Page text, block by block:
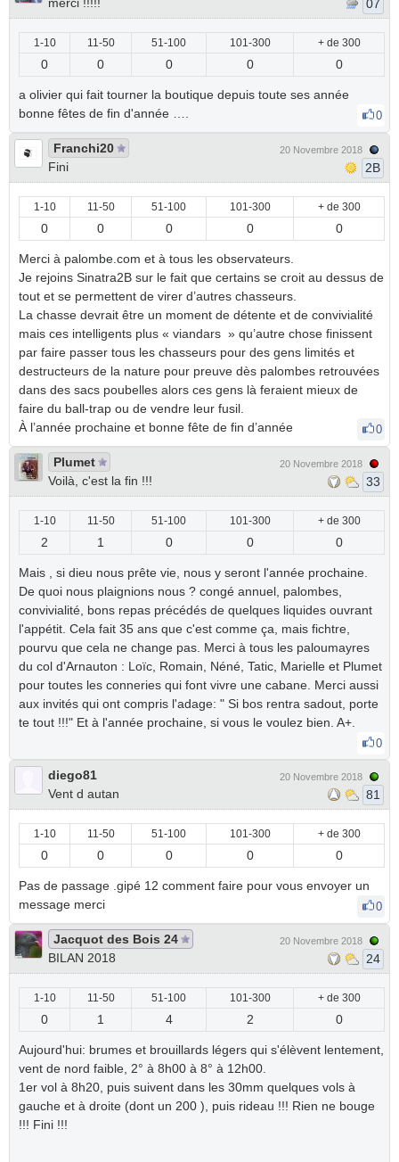
07
1-10 11-50 51-100 101-300 + de 300
0 0 0 0 0
a olivier qui fait tourner la boutique depuis toute ses année
bonne fêtes de fin d'année ….
0
Franchi20
Fini
20 Novembre 2018
2B
1-10 11-50 51-100 101-300 + de 300
0 0 0 0 0
Merci à palombe.com et à tous les observateurs.
Je rejoins Sinatra2B sur le fait que certains se croit au dessus de
tout et se permettent de virer d’autres chasseurs.
La chasse devrait être un moment de détente et de convivialité
mais ces intelligents plus « viandars » qu’autre chose finissent
par faire passer tous les chasseurs pour des gens limités et
destructeurs de la nature pour preuve dès palombes retrouvées
dans des sacs poubelles alors ces gens là feraient mieux de
faire du ball-trap ou de vendre leur fusil.
À l’année prochaine et bonne fête de fin d’année
0
Plumet
Voilà, c'est la fin !!!
20 Novembre 2018
33
1-10 11-50 51-100 101-300 + de 300
2 1 0 0 0
Mais , si dieu nous prête vie, nous y seront l'année prochaine.
De quoi nous plaignions nous ? congé annuel, palombes,
convivialité, bons repas précédés de quelques liquides ouvrant
l'appétit. Cela fait 35 ans que c'est comme ça, mais fichtre,
pourvu que cela ne change pas. Merci à tous les paloumayres
du col d'Arnauton : Loïc, Romain, Néné, Tatic, Marielle et Plumet
pour toutes les conneries qui font vivre une cabane. Merci aussi
aux invités qui ont compris l'adage: " Si bos rentra sadout, porte
te tout !!!" Et à l'année prochaine, si vous le voulez bien. A+.
0
diego81
Vent d autan
20 Novembre 2018
81
1-10 11-50 51-100 101-300 + de 300
0 0 0 0 0
Pas de passage .gipé 12 comment faire pour vous envoyer un
message merci
0
Jacquot des Bois 24
BILAN 2018
20 Novembre 2018
24
1-10 11-50 51-100 101-300 + de 300
0 1 4 2 0
Aujourd'hui: brumes et brouillards légers qui s'élèvent lentement,
vent de nord faible, 2° à 8h00 à 8° à 12h00.
1er vol à 8h20, puis suivent dans les 30mm quelques vols à
gauche et à droite (dont un 200 ), puis rideau !!! Rien ne bouge
!!! Fini !!!